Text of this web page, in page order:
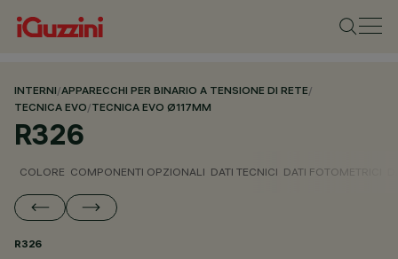
INTERNI/APPARECCHI PER BINARIO A TENSIONE DI RETE/
TECNICA EVO/TECNICA EVO Ø117MM
R326
COLORE COMPONENTI OPZIONALI DATI TECNICI DATI FOTOMETRICI
R326